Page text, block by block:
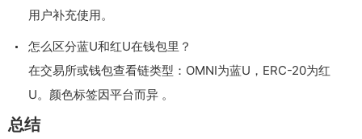
用户补充使用。
怎么区分蓝U和红U在钱包里？
在交易所或钱包查看链类型：OMNI为蓝U，ERC-20为红
U。颜色标签因平台而异 。
总结